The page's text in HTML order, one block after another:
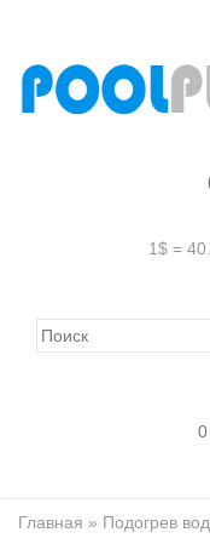
1$ =
0
Главная » Подогрев